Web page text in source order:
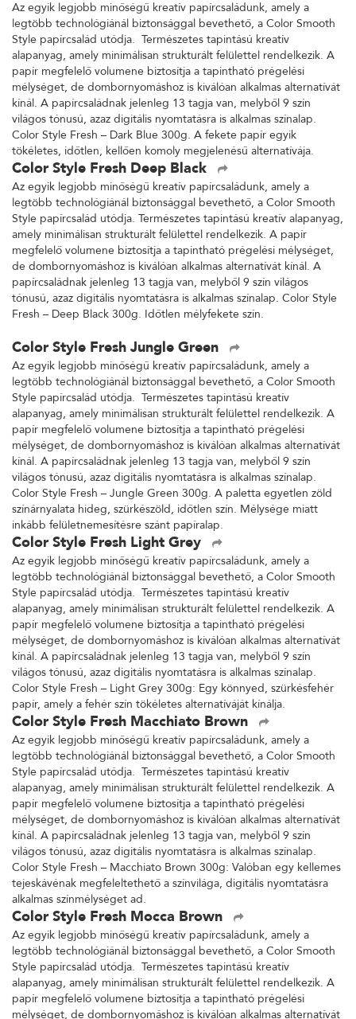
Az egyik legjobb minőségű kreatív papírcsaládunk, amely a
legtöbb technológiánál biztonsággal bevethető, a Color Smooth
Style papírcsalád utódja. Természetes tapintású kreatív
alapanyag, amely minimálisan strukturált felülettel rendelkezik. A
papír megfelelő volumene biztosítja a tapintható prégelési
mélységet, de dombornyomáshoz is kiválóan alkalmas alternatívát
kínál. A papírcsaládnak jelenleg 13 tagja van, melyből 9 szín
világos tónusú, azaz digitális nyomtatásra is alkalmas színalap.
Color Style Fresh – Dark Blue 300g. A fekete papír egyik
tökéletes, időtlen, kellően komoly megjelenésű alternatívája.
Color Style Fresh Deep Black
Az egyik legjobb minőségű kreatív papírcsaládunk, amely a
legtöbb technológiánál biztonsággal bevethető, a Color Smooth
Style papírcsalád utódja. Természetes tapintású kreatív alapanyag,
amely minimálisan strukturált felülettel rendelkezik. A papír
megfelelő volumene biztosítja a tapintható prégelési mélységet,
de dombornyomáshoz is kiválóan alkalmas alternatívát kínál. A
papírcsaládnak jelenleg 13 tagja van, melyből 9 szín világos
tónusú, azaz digitális nyomtatásra is alkalmas színalap. Color Style
Fresh – Deep Black 300g. Időtlen mélyfekete szín.
Color Style Fresh Jungle Green
Az egyik legjobb minőségű kreatív papírcsaládunk, amely a
legtöbb technológiánál biztonsággal bevethető, a Color Smooth
Style papírcsalád utódja. Természetes tapintású kreatív
alapanyag, amely minimálisan strukturált felülettel rendelkezik. A
papír megfelelő volumene biztosítja a tapintható prégelési
mélységet, de dombornyomáshoz is kiválóan alkalmas alternatívát
kínál. A papírcsaládnak jelenleg 13 tagja van, melyből 9 szín
világos tónusú, azaz digitális nyomtatásra is alkalmas színalap.
Color Style Fresh – Jungle Green 300g. A paletta egyetlen zöld
színárnyalata hideg, szürkészöld, időtlen szín. Mélysége miatt
inkább felületnemesítésre szánt papíralap.
Color Style Fresh Light Grey
Az egyik legjobb minőségű kreatív papírcsaládunk, amely a
legtöbb technológiánál biztonsággal bevethető, a Color Smooth
Style papírcsalád utódja. Természetes tapintású kreatív
alapanyag, amely minimálisan strukturált felülettel rendelkezik. A
papír megfelelő volumene biztosítja a tapintható prégelési
mélységet, de dombornyomáshoz is kiválóan alkalmas alternatívát
kínál. A papírcsaládnak jelenleg 13 tagja van, melyből 9 szín
világos tónusú, azaz digitális nyomtatásra is alkalmas színalap.
Color Style Fresh – Light Grey 300g: Egy könnyed, szürkésfehér
papír, amely a fehér szín tökéletes alternatíváját kínálja.
Color Style Fresh Macchiato Brown
Az egyik legjobb minőségű kreatív papírcsaládunk, amely a
legtöbb technológiánál biztonsággal bevethető, a Color Smooth
Style papírcsalád utódja. Természetes tapintású kreatív
alapanyag, amely minimálisan strukturált felülettel rendelkezik. A
papír megfelelő volumene biztosítja a tapintható prégelési
mélységet, de dombornyomáshoz is kiválóan alkalmas alternatívát
kínál. A papírcsaládnak jelenleg 13 tagja van, melyből 9 szín
világos tónusú, azaz digitális nyomtatásra is alkalmas színalap.
Color Style Fresh – Macchiato Brown 300g: Valóban egy kellemes
tejeskávénak megfeleltethető a színvilága, digitális nyomtatásra
alkalmas színmélységet ad.
Color Style Fresh Mocca Brown
Az egyik legjobb minőségű kreatív papírcsaládunk, amely a
legtöbb technológiánál biztonsággal bevethető, a Color Smooth
Style papírcsalád utódja. Természetes tapintású kreatív
alapanyag, amely minimálisan strukturált felülettel rendelkezik. A
papír megfelelő volumene biztosítja a tapintható prégelési
mélységet, de dombornyomáshoz is kiválóan alkalmas alternatívát